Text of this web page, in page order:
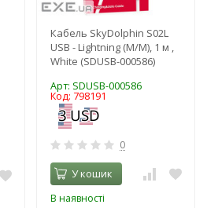
Кабель SkyDolphin S02L
USB - Lightning (M/M), 1 м ,
White (SDUSB-000586)
Арт: SDUSB-000586
Код: 798191
0
У кошик
В наявності